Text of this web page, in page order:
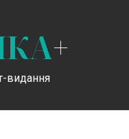
+
видання